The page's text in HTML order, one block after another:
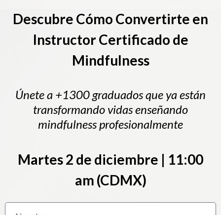
Descubre Cómo Convertirte en
Instructor Certificado de
Mindfulness
Únete a +1300 graduados que ya están
transformando vidas enseñando
mindfulness profesionalmente
Martes 2 de diciembre | 11:00
am (CDMX)